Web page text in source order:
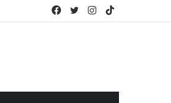
Instagram
Twitter
Facebook